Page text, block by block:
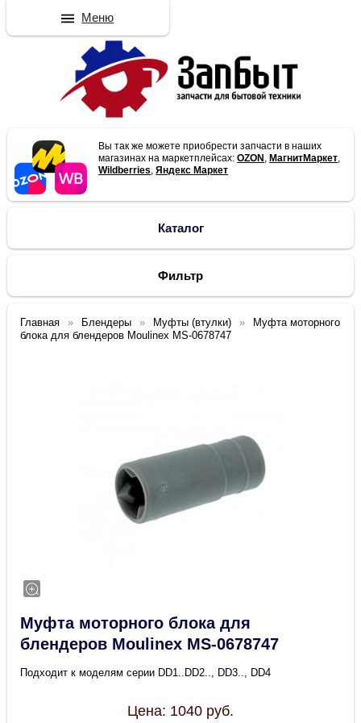
Вы так же можете приобрести запчасти в наших
магазинах на маркетплейсах:OZON , МагнитМаркет,
Wildberries,Яндекс Маркет
Каталог
Фильтр
Главная Блендеры Муфты (втулки)
Муфта моторного
блока для блендеров Moulinex MS-0678747
Муфта моторного блока для
блендеров Moulinex MS-0678747
Подходит к моделям серии DD1..DD2.., DD3.., DD4
Цена: 1040 руб.
Меню